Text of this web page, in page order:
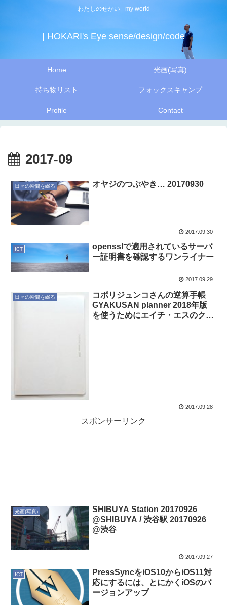
わたしのせかい - my world
| HOKARI's Eye sense/design/code
Home 光画(写真)
持ち物リスト フォックスキャンプ
Profile Contact
2017-09
日々の瞬間を綴る オヤジのつぶやき… 20170930
2017.09.30
ICT
opensslで適用されているサーバ
ー証明書を確認するワンライナー
2017.09.29
日々の瞬間を綴る
コボリジュンコさんの逆算手帳
GYAKUSAN planner 2018年版
を使うためにエイチ・エスのクリ
2017.09.28
スポンサーリンク
光画(写真)
SHIBUYA Station 20170926
@SHIBUYA / 渋谷駅 20170926
@渋谷
2017.09.27
ICT
PressSyncをiOS10からiOS11対
応にするには、とにかくiOSのバ
ージョンアップ